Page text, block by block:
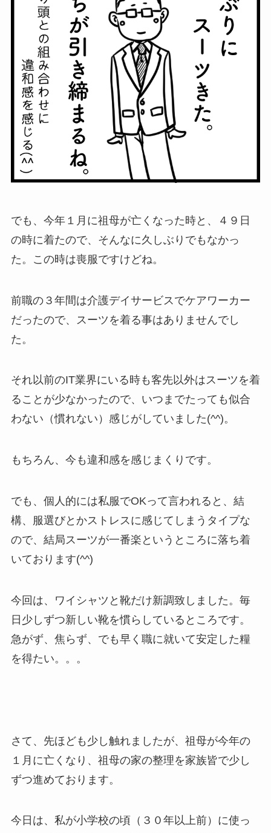
でも、今年１月に祖母が亡くなった時と、４９日
の時に着たので、そんなに久しぶりでもなかっ
た。この時は喪服ですけどね。
前職の３年間は介護デイサービスでケアワーカー
だったので、スーツを着る事はありませんでし
た。
それ以前のIT業界にいる時も客先以外はスーツを着
ることが少なかったので、いつまでたっても似合
わない（慣れない）感じがしていました(^^)。
もちろん、今も違和感を感じまくりです。
でも、個人的には私服でOKって言われると、結
構、服選びとかストレスに感じてしまうタイプな
ので、結局スーツが一番楽というところに落ち着
いております(^^)
今回は、ワイシャツと靴だけ新調致しました。毎
日少しずつ新しい靴を慣らしているところです。
急がず、焦らず、でも早く職に就いて安定した糧
を得たい。。。
さて、先ほども少し触れましたが、祖母が今年の
１月に亡くなり、祖母の家の整理を家族皆で少し
ずつ進めております。
今日は、私が小学校の頃（３０年以上前）に使っ